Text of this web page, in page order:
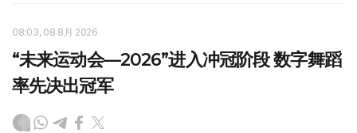
08:03, 08 8月 2026
“未来运动会—2026”进入冲冠阶段 数字舞蹈
率先决出冠军